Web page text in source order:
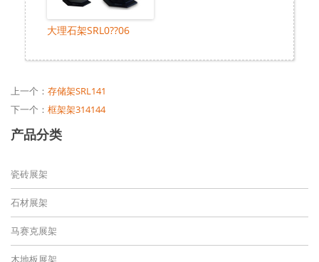
大理石架SRL0??06
上一个： 存储架SRL141
下一个： 框架架314144
产品分类
瓷砖展架
石材展架
马赛克展架
木地板展架